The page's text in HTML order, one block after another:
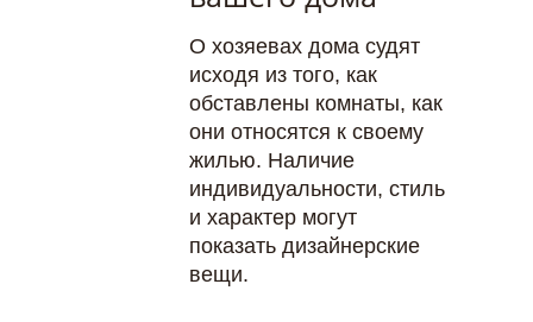
О хозяевах дома судят
исходя из того, как
обставлены комнаты, как
они относятся к своему
жилью. Наличие
индивидуальности, стиль
и характер могут
показать дизайнерские
вещи.